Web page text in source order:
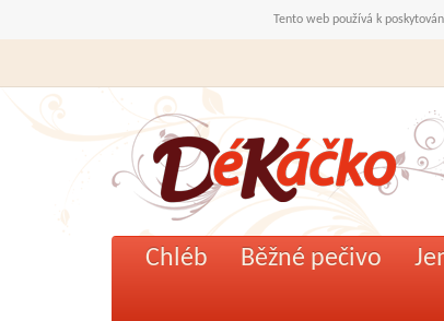
Tento web používá k
Chléb Běžné pečivo